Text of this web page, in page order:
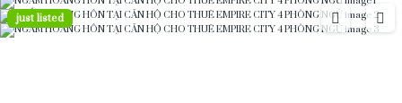
just listed